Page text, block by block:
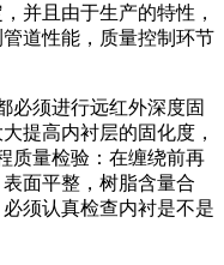
并且由于生产的特性，
道性能，质量控制环节
必须进行远红外深度固
提高内衬层的固化度，
质量检验：在缠绕前再
面平整，树脂含量合
须认真检查内衬是不是